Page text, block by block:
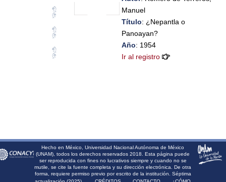
Manuel
Título: ¿Nepantla o
Panoayan?
Año: 1954
Ir al registro
Hecho en México, Universidad Nacional Autónoma de México
(UNAM), todos los derechos reservados 2018. Esta página puede
ser reproducida con fines no lucrativos siempre y cuando no se
mutile, se cite la fuente completa y su dirección electrónica. De otra
forma, requiere permiso previo por escrito de la institución. Séptima